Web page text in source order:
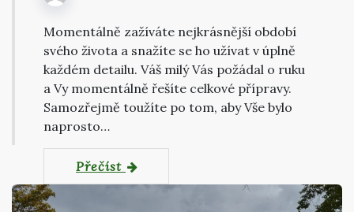
Momentálně zažíváte nejkrásnější období
svého života a snažíte se ho užívat v úplně
každém detailu. Váš milý Vás požádal o ruku
a Vy momentálně řešíte celkové přípravy.
Samozřejmě toužíte po tom, aby Vše bylo
naprosto…
Přečíst